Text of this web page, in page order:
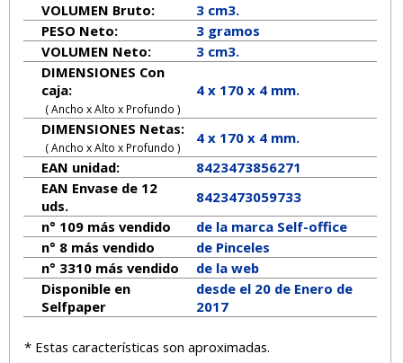
VOLUMEN Bruto:
3 cm3.
PESO Neto:
3gramos
VOLUMEN Neto:
3 cm3.
DIMENSIONES Con
caja:
( Ancho x Alto x Profundo )
4 x 170 x 4 mm.
DIMENSIONES Netas:
( Ancho x Alto x Profundo )
4x 170x 4mm.
EAN unidad:
8423473856271
EAN Envase de 12
uds.
8423473059733
n° 109 más vendido
de la marca Self-office
n° 8 más vendido
de Pinceles
n° 3310 más vendido
de la web
Disponible en
Selfpaper
desde el 20 de Enero de
2017
* Estas características son aproximadas.